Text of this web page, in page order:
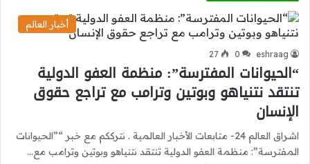
أخبار العالم
eshraag
0
27
“الحيوانات المفترسة”: منظمة العفو الدولية
تنتقد نتنياهو وبوتين وترامب مع تراجع حقوق
الإنسان
اشراق العالم 24- متابعات الأخبار العالمية . نترككم مع خبر “”الحيوانات
المفترسة”: منظمة العفو الدولية تنتقد نتنياهو وبوتين وترامب مع…